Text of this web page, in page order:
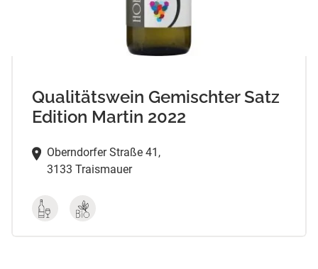
Qualitätswein Gemischter Satz
Edition Martin 2022
Oberndorfer Straße 41,
3133 Traismauer